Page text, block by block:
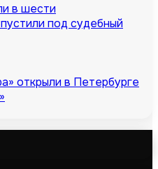
в шести
под судебный
открыли в Петербурге